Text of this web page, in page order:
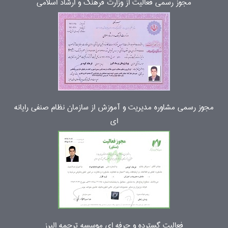
مجوز رسمی مشاوره مدیریت و آموزش از سازمان نظام صنفی رایانه
ای